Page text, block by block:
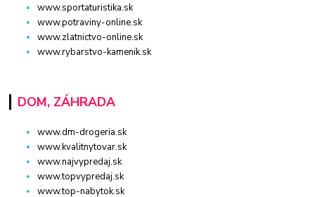
www.sportaturistika.sk
www.potraviny-online.sk
www.zlatnictvo-online.sk
www.rybarstvo-kamenik.sk
DOM, ZÁHRADA
www.dm-drogeria.sk
www.kvalitnytovar.sk
www.najvypredaj.sk
www.topvypredaj.sk
www.top-nabytok.sk